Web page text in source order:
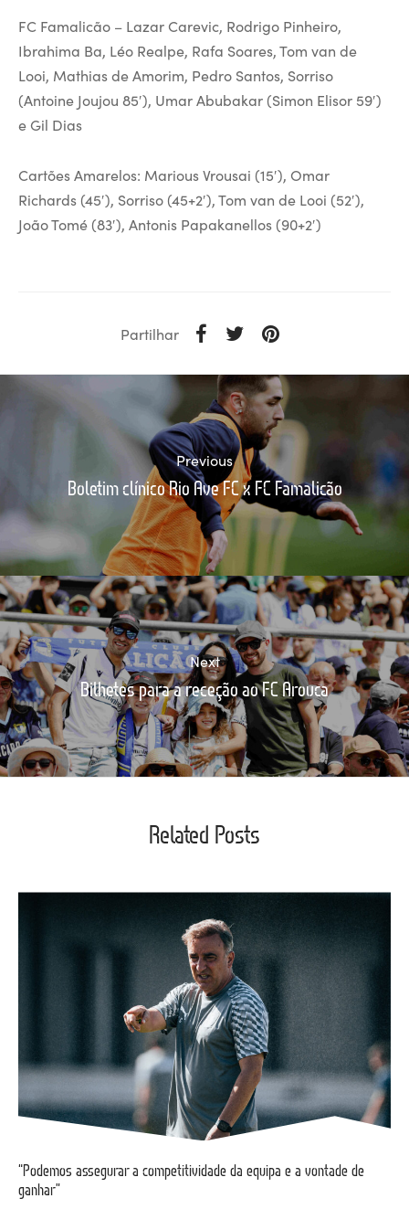
FC Famalicão – Lazar Carevic, Rodrigo Pinheiro,
Ibrahima Ba, Léo Realpe, Rafa Soares, Tom van de
Looi, Mathias de Amorim, Pedro Santos, Sorriso
(Antoine Joujou 85′), Umar Abubakar (Simon Elisor 59′)
e Gil Dias
Cartões Amarelos: Marious Vrousai (15′), Omar
Richards (45′), Sorriso (45+2′), Tom van de Looi (52′),
João Tomé (83′), Antonis Papakanellos (90+2′)
Partilhar
Previous
Boletim clínico Rio Ave FC x FC Famalicão
Next
Bilhetes para a receção ao FC Arouca
Related Posts
“Podemos assegurar a competitividade da equipa e a vontade de
ganhar”